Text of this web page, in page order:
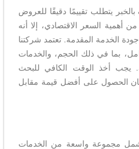
يتطلب تقييمًا دقيقًا للعروض
أهمية السعر الاقتصادي، إلا أنه
الخدمة المقدمة. تعتمد شركتنا
بما في ذلك الحجم، والخدمات
يجب أخذ الوقت الكافي للبحث
الحصول على أفضل قيمة مقابل
مجموعة واسعة من الخدمات